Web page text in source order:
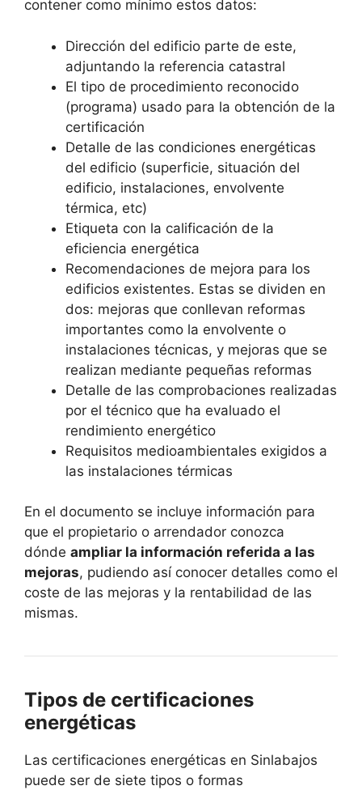
contener como mínimo estos datos:
Dirección del edificio parte de este,
adjuntando la referencia catastral
El tipo de procedimiento reconocido
(programa) usado para la obtención de la
certificación
Detalle de las condiciones energéticas
del edificio (superficie, situación del
edificio, instalaciones, envolvente
térmica, etc)
Etiqueta con la calificación de la
eficiencia energética
Recomendaciones de mejora para los
edificios existentes. Estas se dividen en
dos: mejoras que conllevan reformas
importantes como la envolvente o
instalaciones técnicas, y mejoras que se
realizan mediante pequeñas reformas
Detalle de las comprobaciones realizadas
por el técnico que ha evaluado el
rendimiento energético
Requisitos medioambientales exigidos a
las instalaciones térmicas
En el documento se incluye información para
que el propietario o arrendador conozca
dónde ampliar la información referida a las
mejoras, pudiendo así conocer detalles como el
coste de las mejoras y la rentabilidad de las
mismas.
Tipos de certificaciones
energéticas
Las certificaciones energéticas en Sinlabajos
puede ser de siete tipos o formas